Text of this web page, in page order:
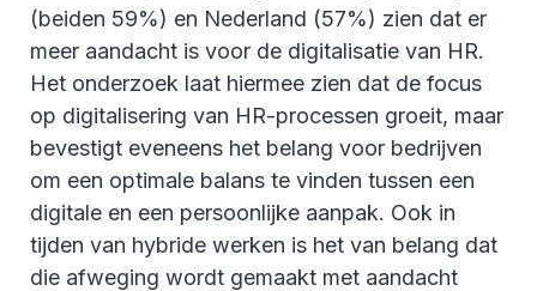
(beiden 59%) en Nederland (57%) zien dat er
meer aandacht is voor de digitalisatie van HR.
Het onderzoek laat hiermee zien dat de focus
op digitalisering van HR-processen groeit, maar
bevestigt eveneens het belang voor bedrijven
om een optimale balans te vinden tussen een
digitale en een persoonlijke aanpak. Ook in
tijden van hybride werken is het van belang dat
die afweging wordt gemaakt met aandacht